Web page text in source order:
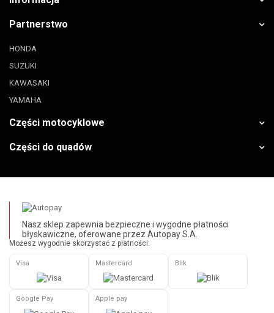
Partnerstwo
HONDA
SUZUKI
KAWASAKI
YAMAHA
Części motocyklowe
Części do quadów
Nasz sklep zapewnia bezpieczne i wygodne płatności
błyskawiczne, oferowane przez Autopay S.A.
Możesz wygodnie skorzystać z płatności:
Visa Mastercard Blik
Google Pay Apple pay